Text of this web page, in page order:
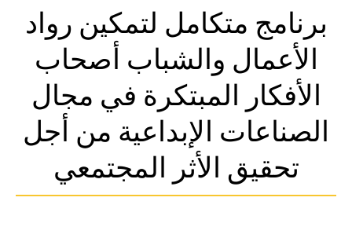
برنامج متكامل لتمكين رواد
الأعمال والشباب أصحاب
الأفكار المبتكرة في مجال
الصناعات الإبداعية من أجل
تحقيق الأثر المجتمعي